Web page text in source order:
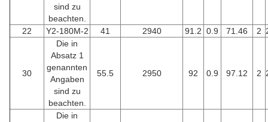
sind zu
beachten.
22 Y2-180M-2 41 2940 91.2 0.9 71.46 2
30
Die in
Absatz 1
genannten
Angaben
sind zu
beachten.
55.5 2950 92 0.9 97.12 2
Die in